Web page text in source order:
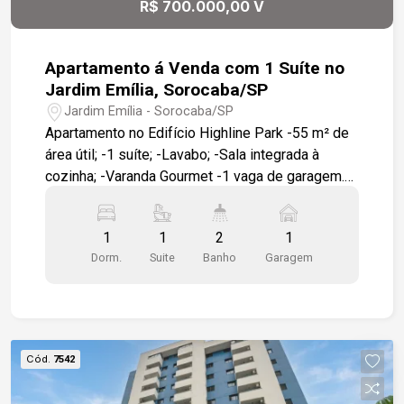
conveniência, acessibilidade e alto potencial de
R$ 700.000,00 V
Apartamento á Venda com 1 Suíte no
Jardim Emília, Sorocaba/SP
Jardim Emília - Sorocaba/SP
Apartamento no Edifício Highline Park -55 m² de
área útil; -1 suíte; -Lavabo; -Sala integrada à
cozinha; -Varanda Gourmet -1 vaga de garagem.
Piscinas adulto e infantil; -Salão de festas.
Localização: -Em frente ao Colégio Uirapuru; -A 9
minutos do Shopping Iguatemi Esplanada; -A 6
1
Dorm.
1
Suite
2
Banho
1
Garagem
Cód. 7542